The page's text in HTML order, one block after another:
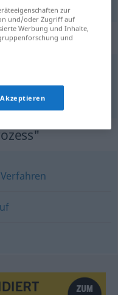
Verfahren
zur
und/oder Zugriff auf
Werbung und Inhalte,
und
Akzeptieren